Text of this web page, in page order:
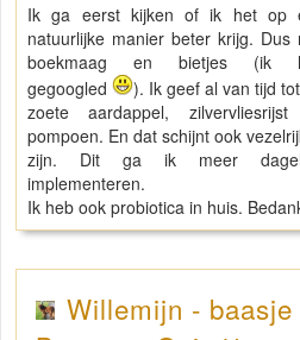
Ik ga eerst kijken of ik het op
natuurlijke manier beter krijg. Dus
boekmaag en bietjes (ik
gegoogled
). Ik geef al van tijd
zoete aardappel,
pompoen. En dat schijnt ook
zijn. Dit ga ik meer
implementeren.
Ik heb ook probiotica in huis.
Willemijn -